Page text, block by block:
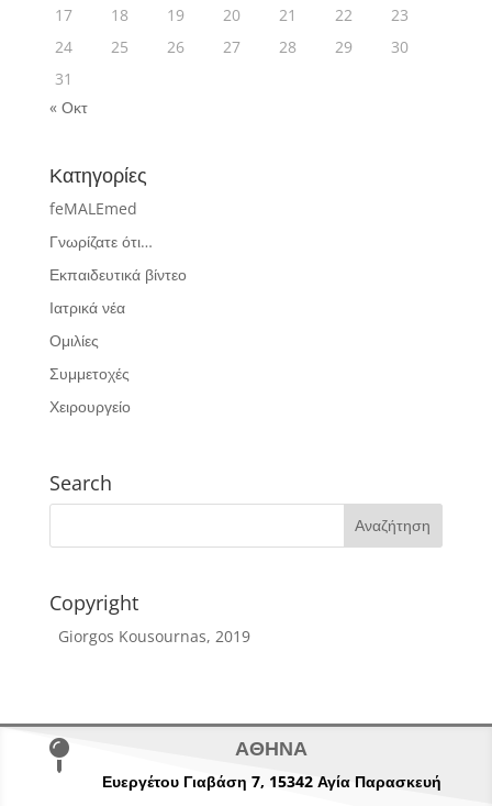
17
18 19 20 21 22
23
24
25 26 27 28 29
30
31
« Οκτ
Κατηγορίες
feMALEmed
Γνωρίζατε ότι…
Εκπαιδευτικά βίντεο
Ιατρικά νέα
Ομιλίες
Συμμετοχές
Χειρουργείο
Search
Copyright
Giorgos Kousournas, 2019
 ΑΘΗΝΑ
Ευεργέτου Γιαβάση 7, 15342 Αγία Παρασκευή